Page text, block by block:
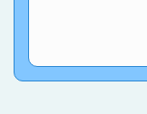
指
賽
臺灣
賀
市賽